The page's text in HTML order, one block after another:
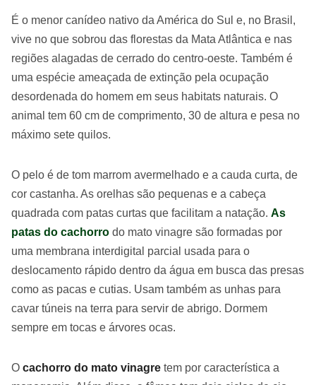
É o menor canídeo nativo da América do Sul e, no Brasil,
vive no que sobrou das florestas da Mata Atlântica e nas
regiões alagadas de cerrado do centro-oeste. Também é
uma espécie ameaçada de extinção pela ocupação
desordenada do homem em seus habitats naturais. O
animal tem 60 cm de comprimento, 30 de altura e pesa no
máximo sete quilos.
O pelo é de tom marrom avermelhado e a cauda curta, de
cor castanha. As orelhas são pequenas e a cabeça
quadrada com patas curtas que facilitam a natação. As
patas do cachorro do mato vinagre são formadas por
uma membrana interdigital parcial usada para o
deslocamento rápido dentro da água em busca das presas
como as pacas e cutias. Usam também as unhas para
cavar túneis na terra para servir de abrigo. Dormem
sempre em tocas e árvores ocas.
O cachorro do mato vinagre tem por característica a